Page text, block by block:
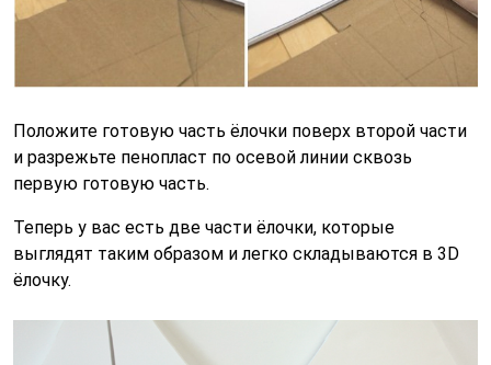
Положите готовую часть ёлочки поверх второй части
и разрежьте пенопласт по осевой линии сквозь
первую готовую часть.
Теперь у вас есть две части ёлочки, которые
выглядят таким образом и легко складываются в 3D
ёлочку.